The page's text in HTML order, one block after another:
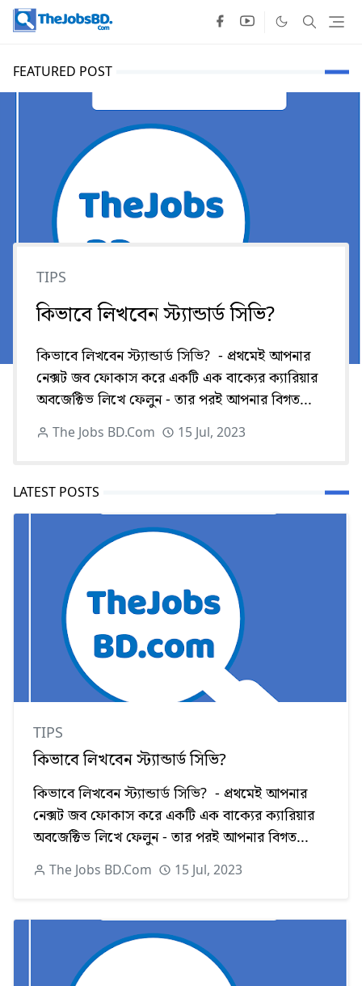
FEATURED POST
TIPS
কিভাবে লিখবেন স্ট্যান্ডার্ড সিভি?
কিভাবে লিখবেন স্ট্যান্ডার্ড সিভি? - প্রথমেই আপনার
নেক্সট জব ফোকাস করে একটি এক বাক্যের ক্যারিয়ার
অবজেক্টিভ লিখে ফেলুন - তার পরই আপনার বিগত...
The Jobs BD.Com 15 Jul, 2023
LATEST POSTS
TIPS
কিভাবে লিখবেন স্ট্যান্ডার্ড সিভি?
কিভাবে লিখবেন স্ট্যান্ডার্ড সিভি? - প্রথমেই আপনার
নেক্সট জব ফোকাস করে একটি এক বাক্যের ক্যারিয়ার
অবজেক্টিভ লিখে ফেলুন - তার পরই আপনার বিগত...
The Jobs BD.Com 15 Jul, 2023